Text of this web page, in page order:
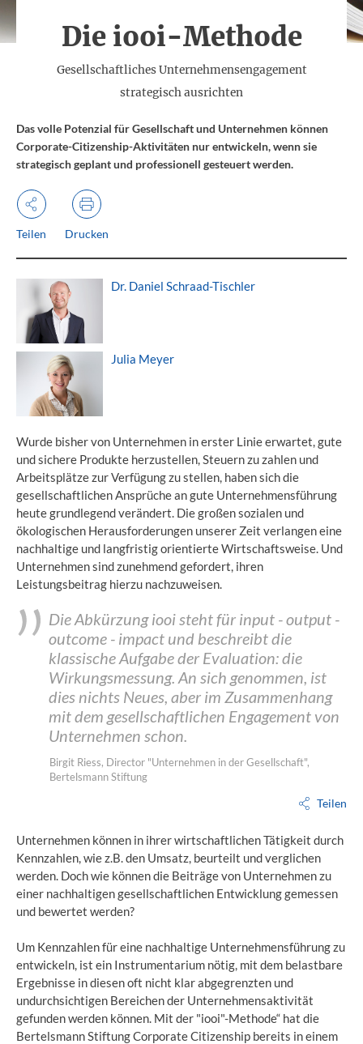
Die iooi-Methode
(
Gesellschaftliches Unternehmensengagement
strategisch ausrichten
Das volle Potenzial für Gesellschaft und Unternehmen können
Corporate-Citizenship-Aktivitäten nur entwickeln, wenn sie
strategisch geplant und professionell gesteuert werden.
Teilen Drucken
Dr. Daniel Schraad-Tischler
Julia Meyer
Wurde bisher von Unternehmen in erster Linie erwartet, gute
und sichere Produkte herzustellen, Steuern zu zahlen und
Arbeitsplätze zur Verfügung zu stellen, haben sich die
gesellschaftlichen Ansprüche an gute Unternehmensführung
heute grundlegend verändert. Die großen sozialen und
ökologischen Herausforderungen unserer Zeit verlangen eine
nachhaltige und langfristig orientierte Wirtschaftsweise. Und
Unternehmen sind zunehmend gefordert, ihren
Leistungsbeitrag hierzu nachzuweisen.
Die Abkürzung iooi steht für input - output -
outcome - impact und beschreibt die
klassische Aufgabe der Evaluation: die
Wirkungsmessung. An sich genommen, ist
dies nichts Neues, aber im Zusammenhang
mit dem gesellschaftlichen Engagement von
Unternehmen schon.
Birgit Riess, Director "Unternehmen in der Gesellschaft",
Bertelsmann Stiftung
Teilen
Unternehmen können in ihrer wirtschaftlichen Tätigkeit durch
Kennzahlen, wie z.B. den Umsatz, beurteilt und verglichen
werden. Doch wie können die Beiträge von Unternehmen zu
einer nachhaltigen gesellschaftlichen Entwicklung gemessen
und bewertet werden?
Um Kennzahlen für eine nachhaltige Unternehmensführung zu
entwickeln, ist ein Instrumentarium nötig, mit dem belastbare
Ergebnisse in diesen oft nicht klar abgegrenzten und
undurchsichtigen Bereichen der Unternehmensaktivität
gefunden werden können. Mit der "iooi"-Methode“ hat die
Bertelsmann Stiftung Corporate Citizenship bereits in einem